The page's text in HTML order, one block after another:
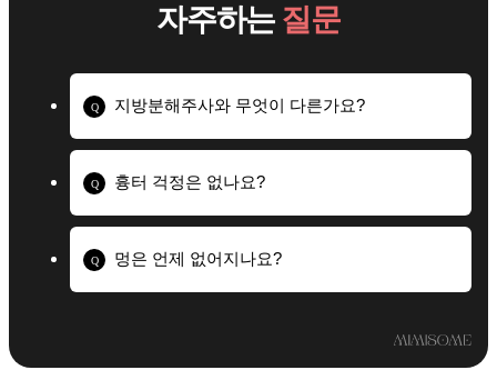
자주하는 질문
Q 지방분해주사와 무엇이 다른가요?
Q 흉터 걱정은 없나요?
Q 멍은 언제 없어지나요?